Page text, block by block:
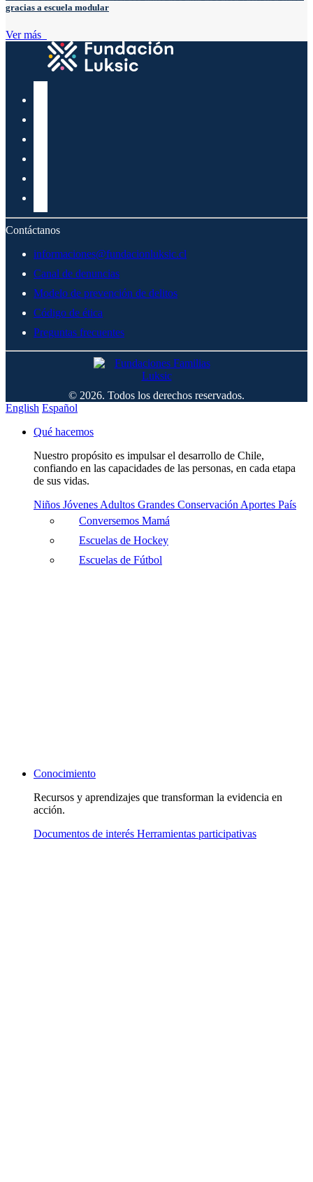
gracias a escuela modular
Ver más
Contáctanos
informaciones@fundacionluksic.cl
Canal de denuncias
Modelo de prevención de delitos
Código de ética
Preguntas frecuentes
© 2026. Todos los derechos reservados.
English Español
Qué hacemos
Nuestro propósito es impulsar el desarrollo de Chile,
confiando en las capacidades de las personas, en cada etapa
de sus vidas.
Niños Jóvenes Adultos Grandes Conservación Aportes País
Conversemos Mamá
Escuelas de Hockey
Escuelas de Fútbol
Conocimiento
Recursos y aprendizajes que transforman la evidencia en
acción.
Documentos de interés Herramientas participativas